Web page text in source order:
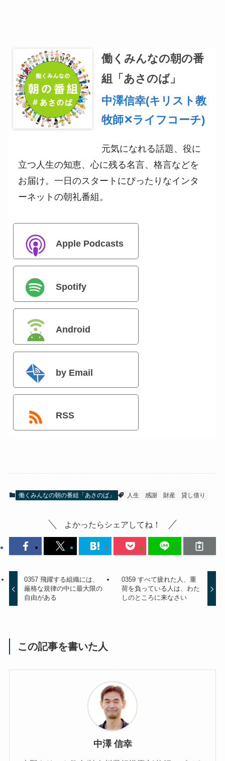
働くみんなの朝の番
組「あさのば」
中澤信幸(キリスト教
牧師✕ライフコーチ)
元気になれる話題、役に
立つ人生の知恵、心に残る名言、格言などを
お届け。一日のスタートにぴったりなインタ
ーネットの朝礼番組。
Apple Podcasts
Spotify
Android
by Email
RSS
働くみんなの朝の番組「あさのば」 人生 感謝 財産 貸し借り
よかったらシェアしてね！
0357 飛躍する組織には、
厳格な規律の中に最大限の
自由がある
0359 すべて疲れた人、重
荷を負っている人は、わた
しのところに来なさい
この記事を書いた人
中澤 信幸